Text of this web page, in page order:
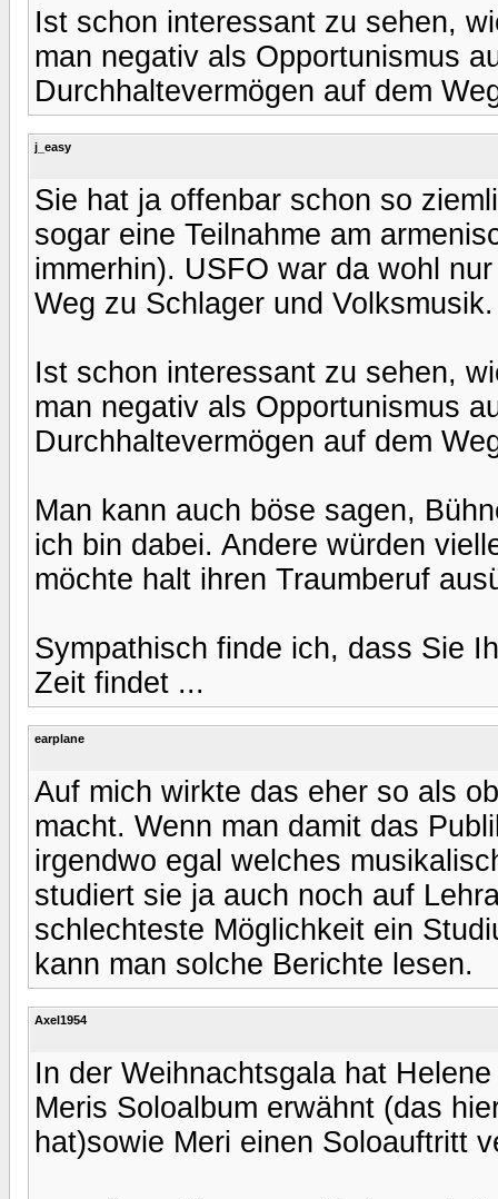
Ist schon interessant zu sehen,
man negativ als Opportunismus
Durchhaltevermögen auf dem
j_easy
Sie hat ja offenbar schon so
sogar eine Teilnahme am
immerhin). USFO war da wohl
Weg zu Schlager und Volksmusik.
Ist schon interessant zu sehen,
man negativ als Opportunismus
Durchhaltevermögen auf dem
Man kann auch böse sagen,
ich bin dabei. Andere würden
möchte halt ihren Traumberuf
Sympathisch finde ich, dass Sie
Zeit findet ...
earplane
Auf mich wirkte das eher so als
macht. Wenn man damit das
irgendwo egal welches
studiert sie ja auch noch auf
schlechteste Möglichkeit ein
kann man solche Berichte lesen.
Axel1954
In der Weihnachtsgala hat
Meris Soloalbum erwähnt (das
hat)sowie Meri einen Soloauftritt